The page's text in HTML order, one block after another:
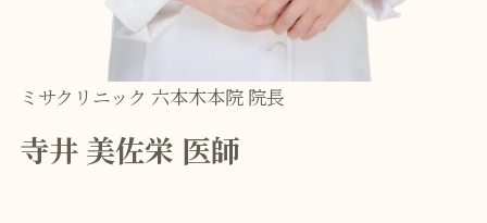
ミサクリニック 六本木本院 院長
寺井 美佐栄 医師